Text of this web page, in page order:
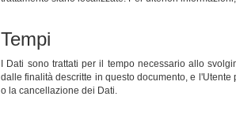
Tempi
I Dati sono trattati per il tempo necessario allo
dalle finalità descritte in questo documento, e
o la cancellazione dei Dati.